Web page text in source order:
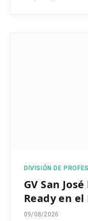
DIVISIÓN DE
GV San
Ready en
09/08/2026